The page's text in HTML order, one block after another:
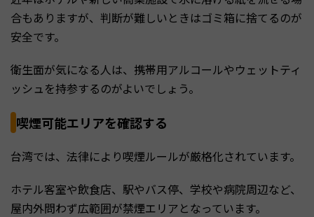
合もありますが、判断が難しいときはゴミ箱に捨てるのが
安全です。
衛生面が気になる人は、携帯用アルコールやウェットティ
ッシュを持参するのがよいでしょう。
喫煙可能エリアを確認する
台湾では、法律により喫煙ルールが厳格化されています。
ホテル客室や飲食店、駅やバス停、学校や病院周辺など、
屋内外問わず広範囲が禁煙エリアとなっています。